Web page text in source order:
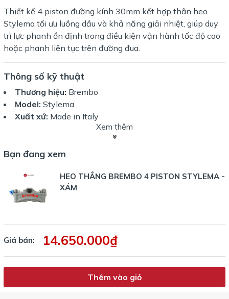
Thiết kế 4 piston đường kính 30mm kết hợp thân heo
Stylema tối ưu luồng dầu và khả năng giải nhiệt, giúp duy
trì lực phanh ổn định trong điều kiện vận hành tốc độ cao
hoặc phanh liên tục trên đường đua.
Thông số kỹ thuật
Thương hiệu: Brembo
Model: Stylema
Xuất xứ: Made in Italy
Radial Monoblock
Vật liệu: Nhôm nguyên khối
Kích thước piston:4 x 30mm
Khoảng cách tâm lỗ bắt ốc:
Offset:30mm
Bố thắng đi kèm:Có
Mã bố thắng:07BB37 / 107A48639
Xem thêm
Bạn đang xem
HEO THẮNG BREMBO 4 PISTON STYLEMA -
XÁM
Giá bán: 14.650.000₫
Thêm vào giỏ